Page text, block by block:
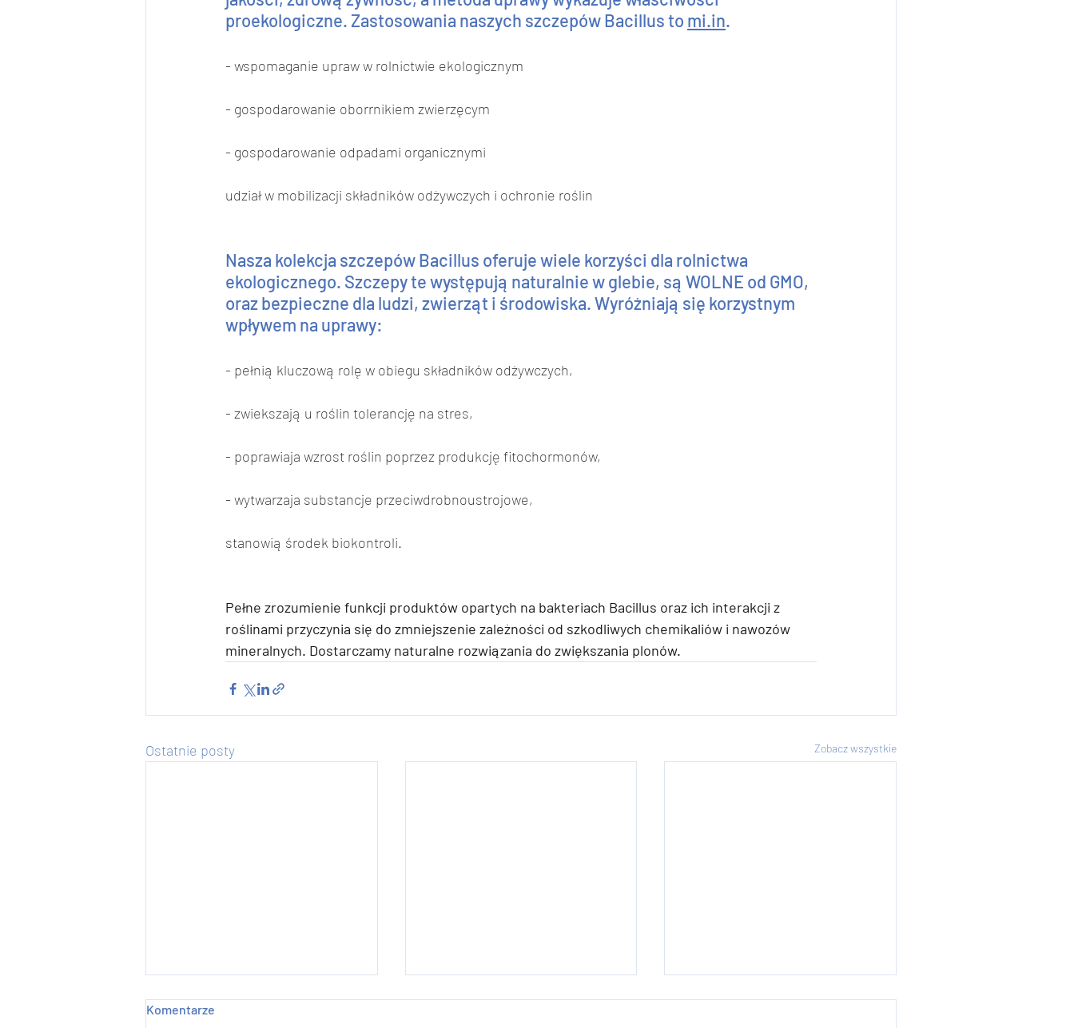
proekologiczne. Zastosowania naszych szczepów Bacillus to mi.in.
- wspomaganie upraw w rolnictwie ekologicznym
- gospodarowanie oborrnikiem zwierzęcym
- gospodarowanie odpadami organicznymi
udział w mobilizacji składników odżywczych i ochronie roślin
Nasza kolekcja szczepów Bacillus oferuje wiele korzyści dla rolnictwa
ekologicznego. Szczepy te występują naturalnie w glebie, są WOLNE od GMO,
oraz bezpieczne dla ludzi, zwierząt i środowiska. Wyróżniają się korzystnym
wpływem na uprawy:
- pełnią kluczową rolę w obiegu składników odżywczych,
- zwiekszają u roślin tolerancję na stres,
- poprawiaja wzrost roślin poprzez produkcję fitochormonów,
- wytwarzaja substancje przeciwdrobnoustrojowe,
stanowią środek biokontroli.
Pełne zrozumienie funkcji produktów opartych na bakteriach Bacillus oraz ich interakcji z
roślinami przyczynia się do zmniejszenie zależności od szkodliwych chemikaliów i nawozów
mineralnych. Dostarczamy naturalne rozwiązania do zwiększania plonów.
Ostatnie posty Zobacz wszystkie
Komentarze